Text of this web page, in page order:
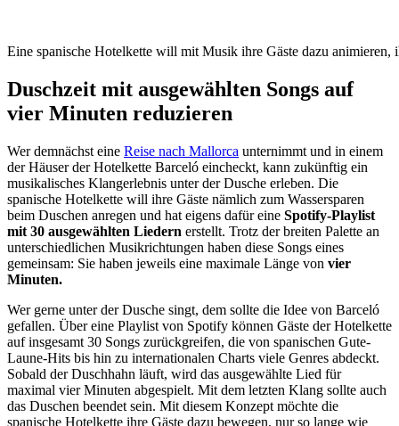
Eine spanische Hotelkette will mit Musik ihre Gäste dazu animieren,
Duschzeit mit ausgewählten Songs auf
vier Minuten reduzieren
Wer demnächst eine Reise nach Mallorca unternimmt und in einem
der Häuser der Hotelkette Barceló eincheckt, kann zukünftig ein
musikalisches Klangerlebnis unter der Dusche erleben. Die
spanische Hotelkette will ihre Gäste nämlich zum Wassersparen
beim Duschen anregen und hat eigens dafür eine Spotify-Playlist
mit 30 ausgewählten Liedern erstellt. Trotz der breiten Palette an
unterschiedlichen Musikrichtungen haben diese Songs eines
gemeinsam: Sie haben jeweils eine maximale Länge von vier
Minuten.
Wer gerne unter der Dusche singt, dem sollte die Idee von Barceló
gefallen. Über eine Playlist von Spotify können Gäste der Hotelkette
auf insgesamt 30 Songs zurückgreifen, die von spanischen Gute-
Laune-Hits bis hin zu internationalen Charts viele Genres abdeckt.
Sobald der Duschhahn läuft, wird das ausgewählte Lied für
maximal vier Minuten abgespielt. Mit dem letzten Klang sollte auch
das Duschen beendet sein. Mit diesem Konzept möchte die
spanische Hotelkette ihre Gäste dazu bewegen, nur so lange wie